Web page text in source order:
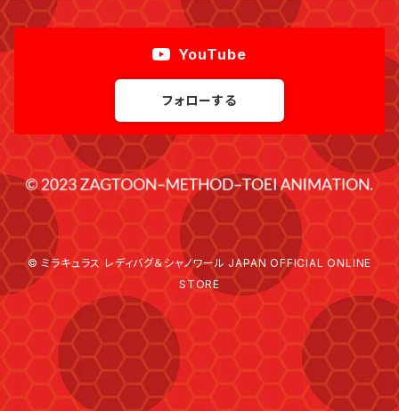
YouTube
フォローする
© ミラキュラス レディバグ＆シャノワール JAPAN OFFICIAL ONLINE
STORE